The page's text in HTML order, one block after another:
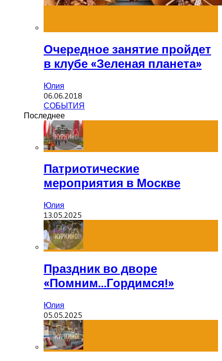
Очередное занятие пройдет
в клубе «Зеленая планета»
Юлия
06.06.2018
СОБЫТИЯ
Последнее
Патриотические
мероприятия в Москве
Юлия
13.05.2025
Праздник во дворе
«Помним…Гордимся!»
Юлия
05.05.2025